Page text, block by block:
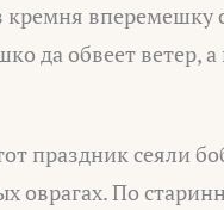
кремня вперемешку
да обвеет ветер, а
праздник сеяли
оврагах. По